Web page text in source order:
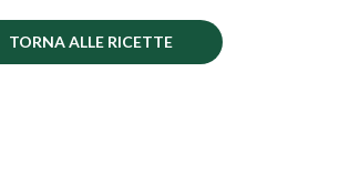
TORNA ALLE RICETTE